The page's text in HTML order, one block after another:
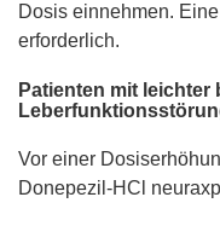
Dosis einnehmen.
erforderlich.
Patienten mit leichter
Vor einer
Donepezil-HCl